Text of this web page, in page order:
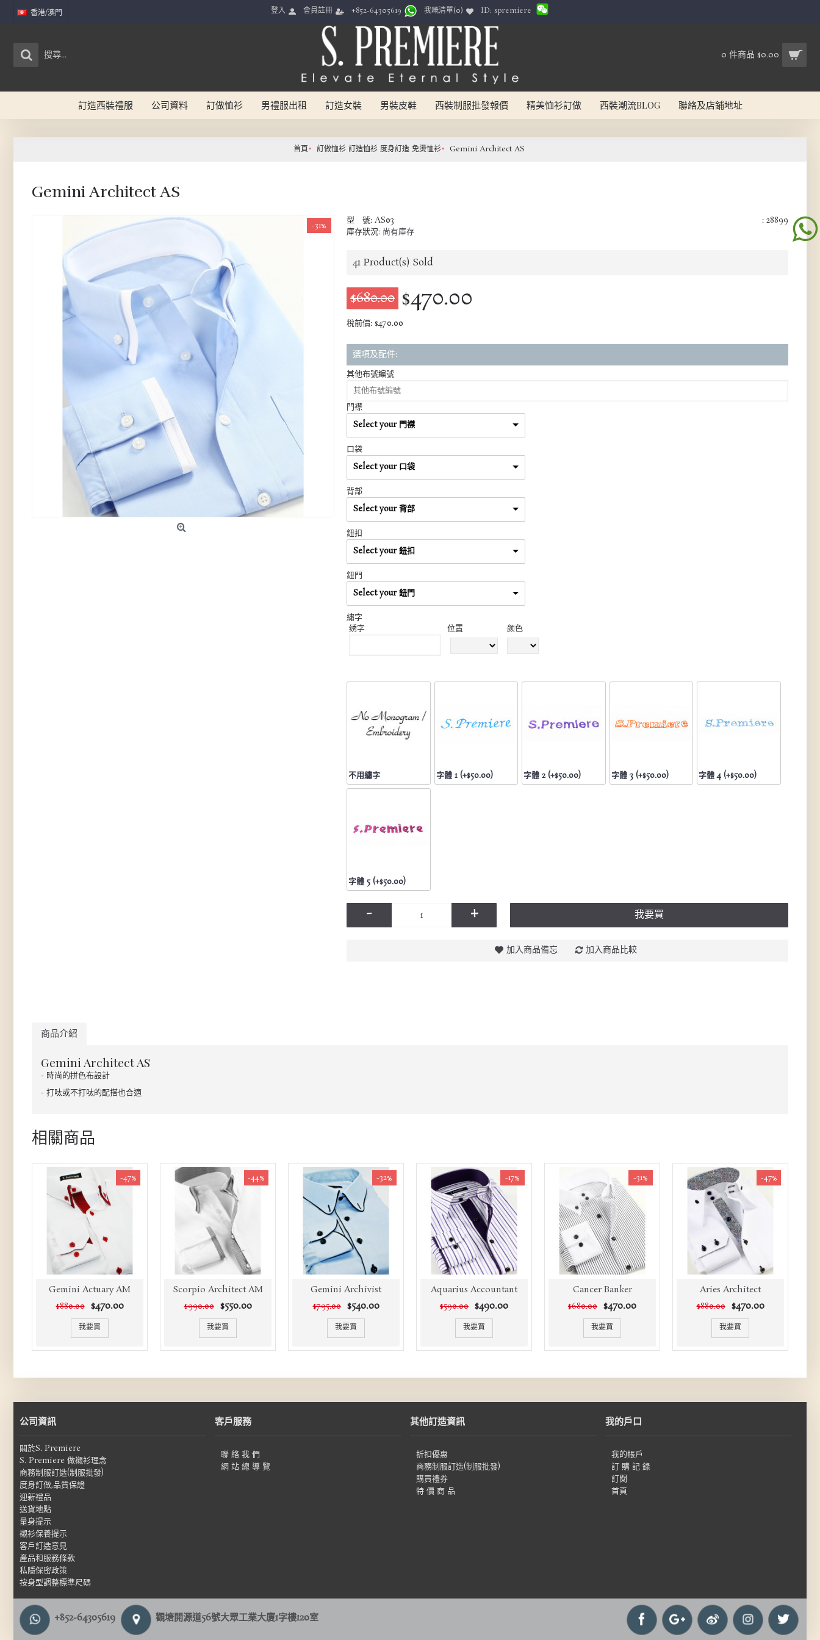
登入 會員註冊 +852-64305619 我嘅清單(0) ID: spremiere
香港/澳門
0 件商品 $0.00
訂造西裝禮服 公司資料 訂做恤衫 男禮服出租 訂造女裝 男裝皮鞋 西裝制服批發報價 精美恤衫訂做 西裝潮流BLOG 聯絡及店鋪地址
首頁 訂做恤衫 訂造恤衫 度身訂造 免燙恤衫 Gemini Architect AS
Gemini Architect AS
-31% : 28899
型 號: AS03
庫存狀況: 尚有庫存
41 Product(s) Sold
$680.00 $470.00
稅前價: $470.00
選項及配件:
其他布號編號
門襟
Select your 門襟
口袋
Select your 口袋
背部
Select your 背部
鈕扣
Select your 鈕扣
鈕門
Select your 鈕門
繡字
绣字
位置 颜色
不用繡字 字體 1 (+$50.00) 字體 2 (+$50.00) 字體 3 (+$50.00) 字體 4 (+$50.00)
字體 5 (+$50.00)
- + 我要買
加入商品備忘 加入商品比較
商品介紹
Gemini Architect AS
- 時尚的拼色布設計
- 打呔或不打呔的配搭也合適
相關商品
-47%
Gemini Actuary AM
$880.00 $470.00
我要買
-44%
Scorpio Architect AM
$990.00 $550.00
我要買
-32%
Gemini Archivist
$795.00 $540.00
我要買
-17%
Aquarius Accountant
$590.00 $490.00
我要買
-31%
Cancer Banker
$680.00 $470.00
我要買
-47%
Aries Architect
$880.00 $470.00
我要買
公司資訊
關於S. Premiere
S. Premiere 做襯衫理念
商務制服訂造(制服批發)
度身訂做,品質保證
迎新禮品
送貨地點
量身提示
襯衫保養提示
客戶訂造意見
產品和服務條款
私隱保密政策
按身型調整標準尺碼
客戶服務
聯 絡 我 們
網 站 總 導 覽
其他訂造資訊
折扣優惠
商務制服訂造(制服批發)
購買禮券
特 價 商 品
我的戶口
我的帳戶
訂 購 記 錄
訂閱
首頁
+852-64305619 觀塘開源道56號大眾工業大廈1字樓120室